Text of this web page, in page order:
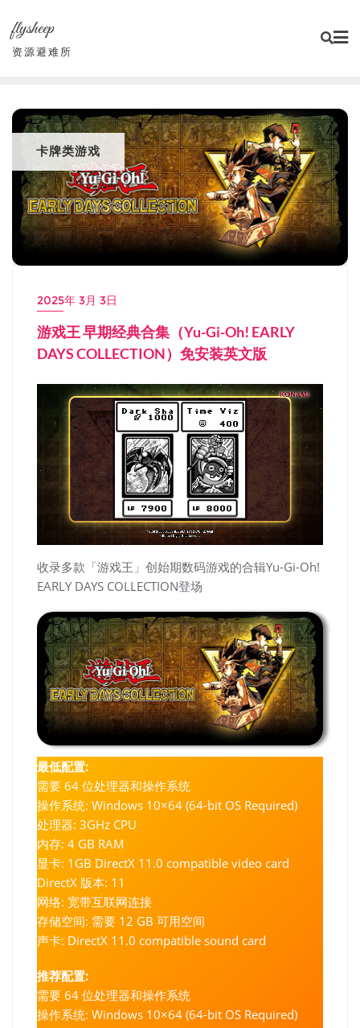
content
flysheep
资源避难所
卡牌类游戏
2025年 3月 3日
游戏王 早期经典合集（Yu-Gi-Oh! EARLY
DAYS COLLECTION）免安装英文版
收录多款「游戏王」创始期数码游戏的合辑Yu-Gi-Oh!
EARLY DAYS COLLECTION登场
最低配置:
需要 64 位处理器和操作系统
操作系统: Windows 10×64 (64-bit OS Required)
处理器: 3GHz CPU
内存: 4 GB RAM
显卡: 1GB DirectX 11.0 compatible video card
DirectX 版本: 11
网络: 宽带互联网连接
存储空间: 需要 12 GB 可用空间
声卡: DirectX 11.0 compatible sound card
推荐配置:
需要 64 位处理器和操作系统
操作系统: Windows 10×64 (64-bit OS Required)